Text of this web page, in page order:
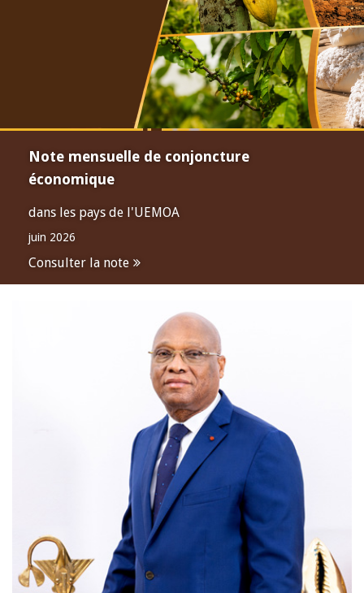
Note mensuelle de conjoncture
économique
dans les pays de l'UEMOA
juin 2026
Consulter la note